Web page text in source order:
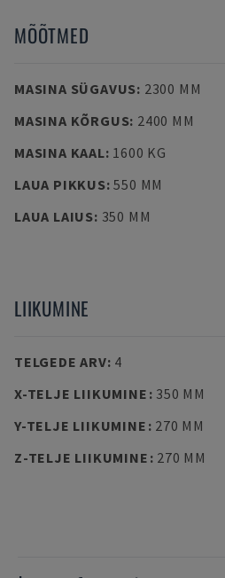
MÕÕTMED
MASINA SÜGAVUS: 2300 MM
MASINA KÕRGUS: 2400 MM
MASINA KAAL: 1600 KG
LAUA PIKKUS:550 MM
LAUA LAIUS: 350 MM
LIIKUMINE
TELGEDE ARV: 4
X-TELJE LIIKUMINE : 350 MM
Y-TELJE LIIKUMINE : 270 MM
Z-TELJE LIIKUMINE : 270 MM